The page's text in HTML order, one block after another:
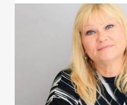
Kartářka
Výkladem z karet se
karty Osho Zen Tarot. Tyto
pojmenovávají pravdu
pouze nabízejí možnosti